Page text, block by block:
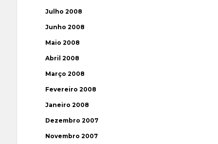
Julho 2008
Junho 2008
Maio 2008
Abril 2008
Março 2008
Fevereiro 2008
Janeiro 2008
Dezembro 2007
Novembro 2007